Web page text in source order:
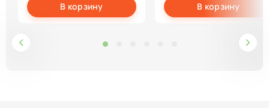
В корзину В корзину